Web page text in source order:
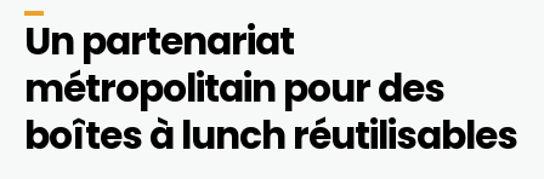
Un partenariat
métropolitain pour des
boîtes à lunch réutilisables